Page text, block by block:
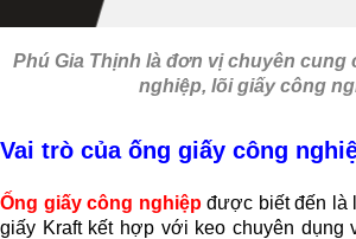
Phú Gia Thịnh là đơn vị chuyên cung
nghiệp, lõi giấy công
Vai trò của ống giấy công
Ống giấy công nghiệpđược biết đến là
giấy Kraft kết hợp với keo chuyên dụng